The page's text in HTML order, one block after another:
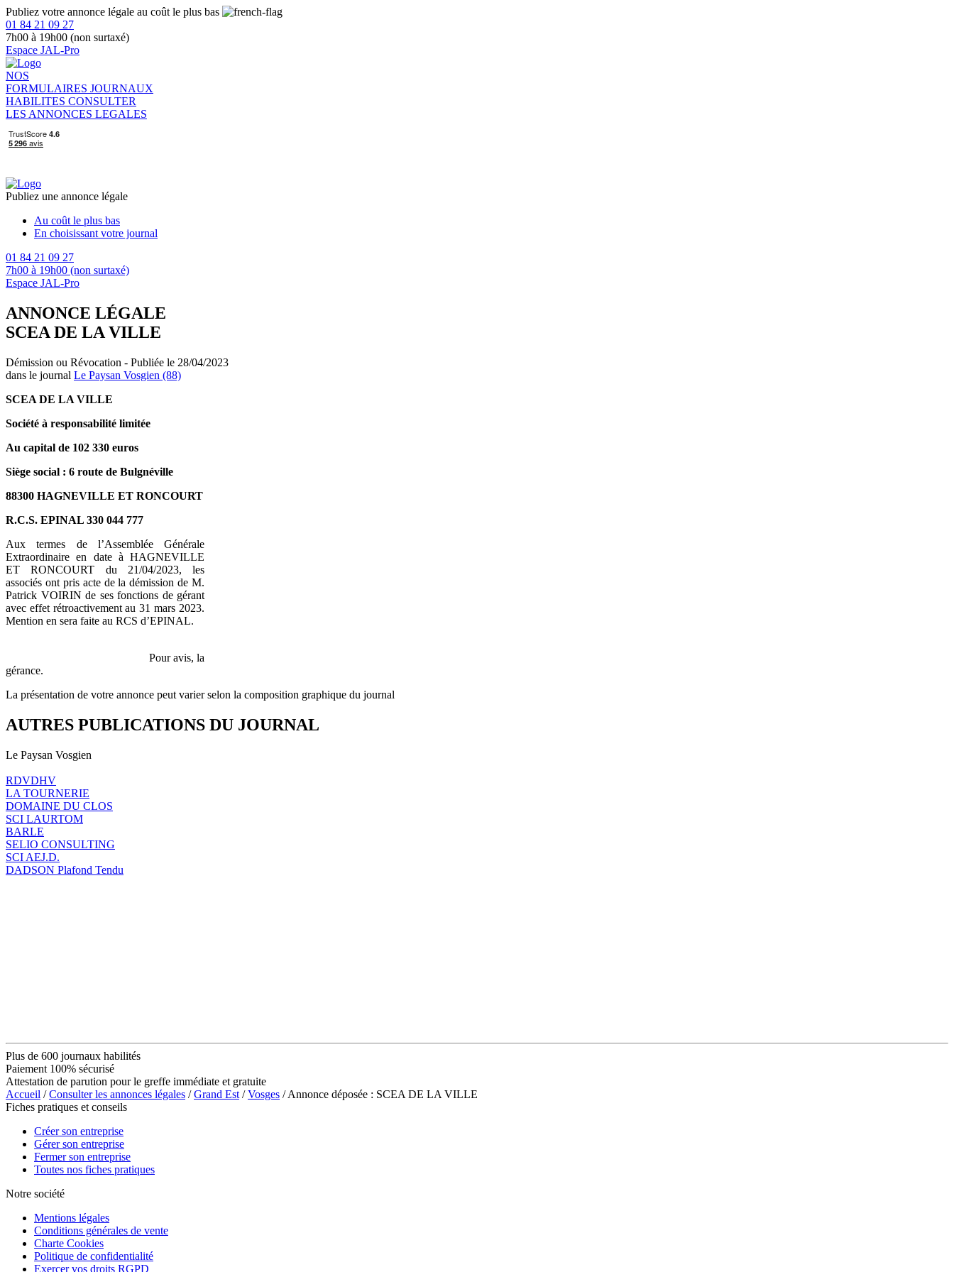
Publiez votre annonce légale au coût le plus bas
01 84 21 09 27
7h00 à 19h00 (non surtaxé)
Espace JAL-Pro
NOS
FORMULAIRES JOURNAUX
HABILITES CONSULTER
LES ANNONCES LEGALES
Publiez une annonce légale
Au coût le plus bas
En choisissant votre journal
01 84 21 09 27
7h00 à 19h00 (non surtaxé)
Espace JAL-Pro
ANNONCE LÉGALE
SCEA DE LA VILLE
Démission ou Révocation - Publiée le 28/04/2023
dans le journal Le Paysan Vosgien (88)
SCEA DE LA VILLE
Société à responsabilité limitée
Au capital de 102 330 euros
Siège social : 6 route de Bulgnéville
88300 HAGNEVILLE ET RONCOURT
R.C.S. EPINAL 330 044 777
Aux termes de l’Assemblée Générale
Extraordinaire en date à HAGNEVILLE
ET RONCOURT du 21/04/2023, les
associés ont pris acte de la démission de M.
Patrick VOIRIN de ses fonctions de gérant
avec effet rétroactivement au 31 mars 2023.
Mention en sera faite au RCS d’EPINAL.
Pour avis, la
gérance.
La présentation de votre annonce peut varier selon la composition graphique du journal
AUTRES PUBLICATIONS DU JOURNAL
Le Paysan Vosgien
RDVDHV
LA TOURNERIE
DOMAINE DU CLOS
SCI LAURTOM
BARLE
SELIO CONSULTING
SCI AEJ.D.
DADSON Plafond Tendu
Plus de 600 journaux habilités
Paiement 100% sécurisé
Attestation de parution pour le greffe immédiate et gratuite
Accueil /Consulter les annonces légales /Grand Est /Vosges / Annonce déposée : SCEA DE LA VILLE
Fiches pratiques et conseils
Créer son entreprise
Gérer son entreprise
Fermer son entreprise
Toutes nos fiches pratiques
Notre société
Mentions légales
Conditions générales de vente
Charte Cookies
Politique de confidentialité
Exercer vos droits RGPD